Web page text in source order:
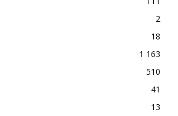
2
18
1 163
510
41
13